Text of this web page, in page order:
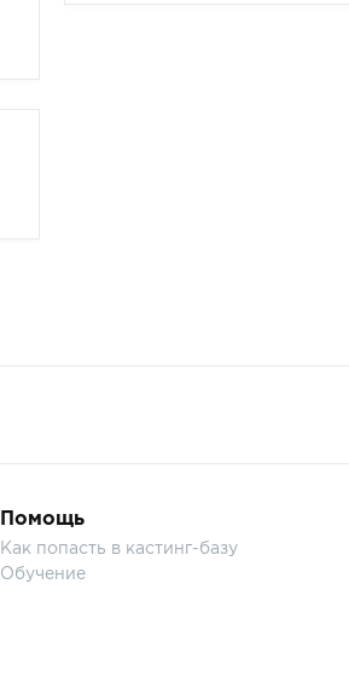
Помощь
Как попасть в кастинг-базу
Обучение